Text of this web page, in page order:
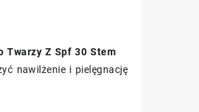
Twarzy Z Spf 30 Stem
nawilżenie i pielęgnację